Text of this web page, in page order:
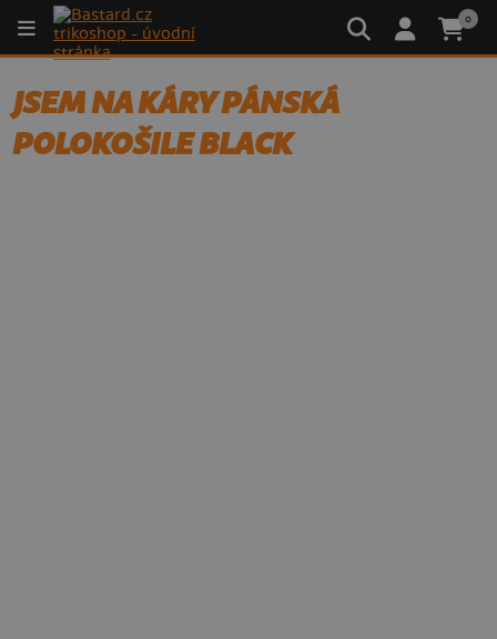
0
JSEM NA KÁRY PÁNSKÁ
POLOKOŠILE BLACK